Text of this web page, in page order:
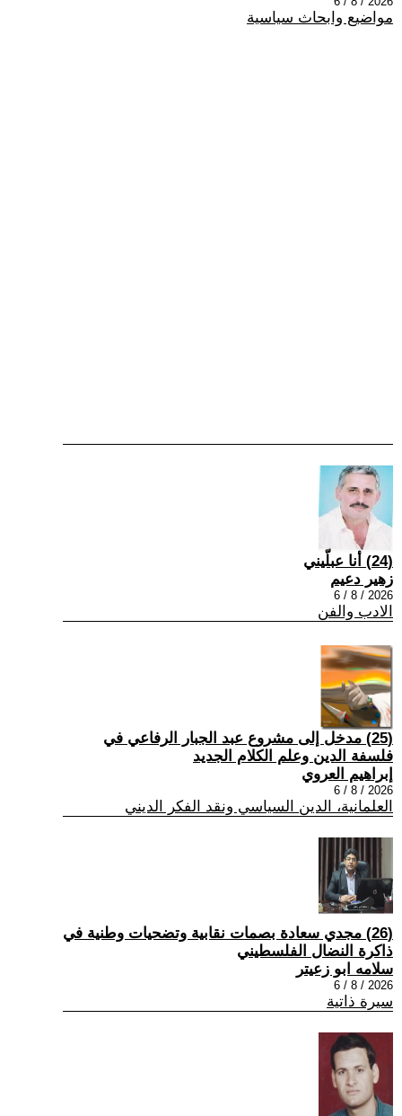
مواضيع وابحاث سياسية
(24) أنا عبلّيني
زهير دعيم
2026 / 8 / 6
الادب والفن
(25) مدخل إلى مشروع عبد الجبار الرفاعي في
فلسفة الدين وعلم الكلام الجديد
إبراهيم العروي
2026 / 8 / 6
العلمانية، الدين السياسي ونقد الفكر الديني
(26) مجدي سعادة بصمات نقابية وتضحيات وطنية في
ذاكرة النضال الفلسطيني
سلامه ابو زعيتر
2026 / 8 / 6
سيرة ذاتية